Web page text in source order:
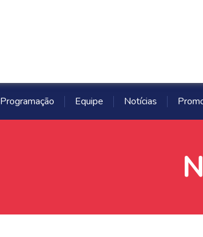
Programação Equipe Notícias